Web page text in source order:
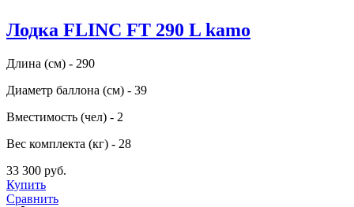
Лодка FLINC FТ 290 L kamo
Длина (см) - 290
Диаметр баллона (см) - 39
Вместимость (чел) - 2
Вес комплекта (кг) - 28
33 300 руб.
Купить
Сравнить